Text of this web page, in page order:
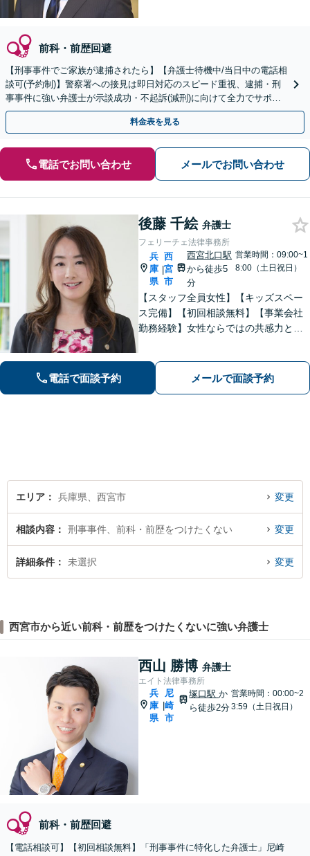
前科・前歴回避
【刑事事件でご家族が逮捕されたら】【弁護士待機中/当日中の電話相
談可(予約制)】警察署への接見は即日対応のスピード重視、逮捕・刑
事事件に強い弁護士が示談成功・不起訴(減刑)に向けて全力でサポー
トします。【加害者側の相談専門】
料金表を見る
電話でお問い合わせ メールでお問い合わせ
後藤 千絵 弁護士
フェリーチェ法律事務所
兵
庫
県
|
西
宮
市
西宮北口駅
から徒歩5
分
営業時間：09:00~1
8:00（土日祝日）
【スタッフ全員女性】【キッズスペー
ス完備】【初回相談無料】【事業会社
勤務経験】女性ならではの共感力とコ
利を守ります。特に離婚や相続など家
族の事案が得意です。
電話で面談予約 メールで面談予約
エリア 兵庫県、西宮市 変更
相談内容 刑事事件、前科・前歴をつけたくない 変更
詳細条件 未選択 変更
西宮市から近い前科・前歴をつけたくないに強い弁護士
西山 勝博 弁護士
エイト法律事務所
兵
庫
県
|
尼
崎
市
塚口駅か
ら徒歩2分
営業時間：00:00~2
3:59（土日祝日）
前科・前歴回避
【電話相談可】【初回相談無料】「刑事事件に特化した弁護士」尼崎